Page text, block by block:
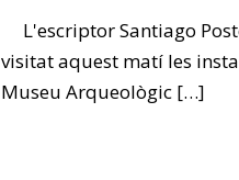
L'escriptor Santiago
visitat aquest matí les
Museu Arqueològic[…]